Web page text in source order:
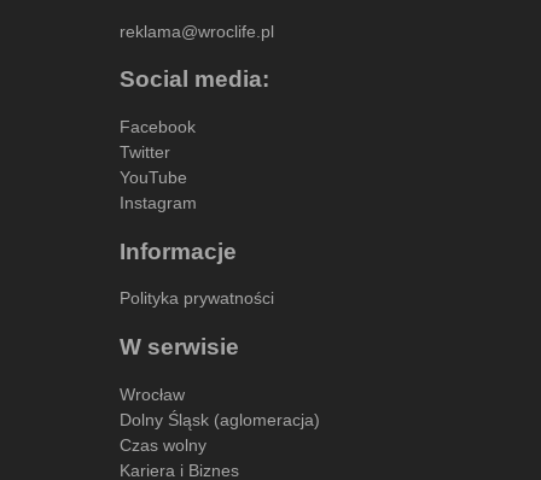
reklama@wroclife.pl
Social media:
Facebook
Twitter
YouTube
Instagram
Informacje
Polityka prywatności
W serwisie
Wrocław
Dolny Śląsk (aglomeracja)
Czas wolny
Kariera i Biznes